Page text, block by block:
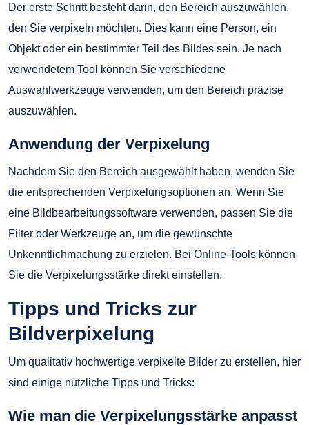
Der erste Schritt besteht darin, den Bereich auszuwählen,
den Sie verpixeln möchten. Dies kann eine Person, ein
Objekt oder ein bestimmter Teil des Bildes sein. Je nach
verwendetem Tool können Sie verschiedene
Auswahlwerkzeuge verwenden, um den Bereich präzise
auszuwählen.
Anwendung der Verpixelung
Nachdem Sie den Bereich ausgewählt haben, wenden Sie
die entsprechenden Verpixelungsoptionen an. Wenn Sie
eine Bildbearbeitungssoftware verwenden, passen Sie die
Filter oder Werkzeuge an, um die gewünschte
Unkenntlichmachung zu erzielen. Bei Online-Tools können
Sie die Verpixelungsstärke direkt einstellen.
Tipps und Tricks zur
Bildverpixelung
Um qualitativ hochwertige verpixelte Bilder zu erstellen, hier
sind einige nützliche Tipps und Tricks:
Wie man die Verpixelungsstärke anpasst